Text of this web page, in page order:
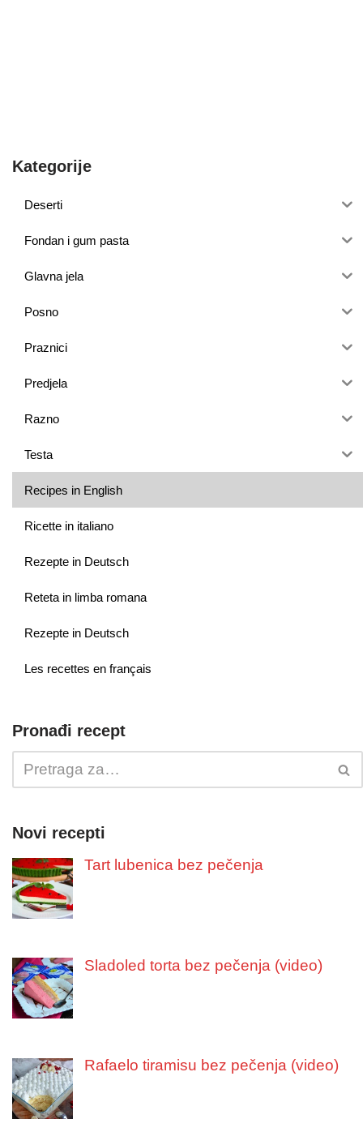
Kategorije
Deserti
Fondan i gum pasta
Glavna jela
Posno
Praznici
Predjela
Razno
Testa
Recipes in English
Ricette in italiano
Rezepte in Deutsch
Reteta in limba romana
Rezepte in Deutsch
Les recettes en français
Pronađi recept
Novi recepti
Tart lubenica bez pečenja
Sladoled torta bez pečenja (video)
Rafaelo tiramisu bez pečenja (video)